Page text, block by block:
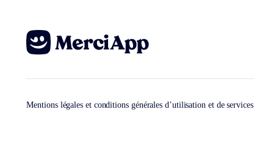
Mentions légales et conditions générales d’utilisation et de services